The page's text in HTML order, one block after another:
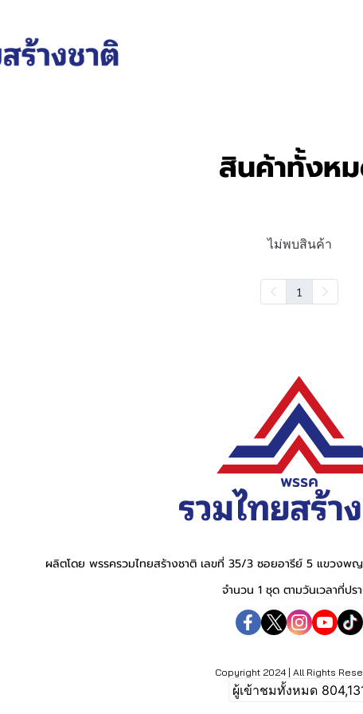
สินค้าทั้งห
ไม่พบสินค้า
1
ผลิตโดย พรรครวมไทยสร้างชาติ เลขที่ 35/3 ซอยอารีย์ 5 แขวงพ
จำนวน 1 ชุด ตามวันเวลาที่ปร
Copyright 2024 | All Rights
ผู้เข้าชมทั้งหมด